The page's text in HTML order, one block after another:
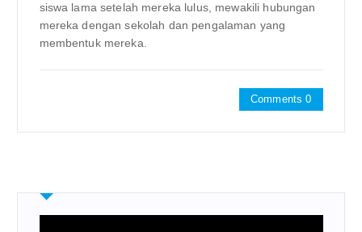
siswa lama setelah mereka lulus, mewakili hubungan
mereka dengan sekolah dan pengalaman yang
membentuk mereka.
Comments 0